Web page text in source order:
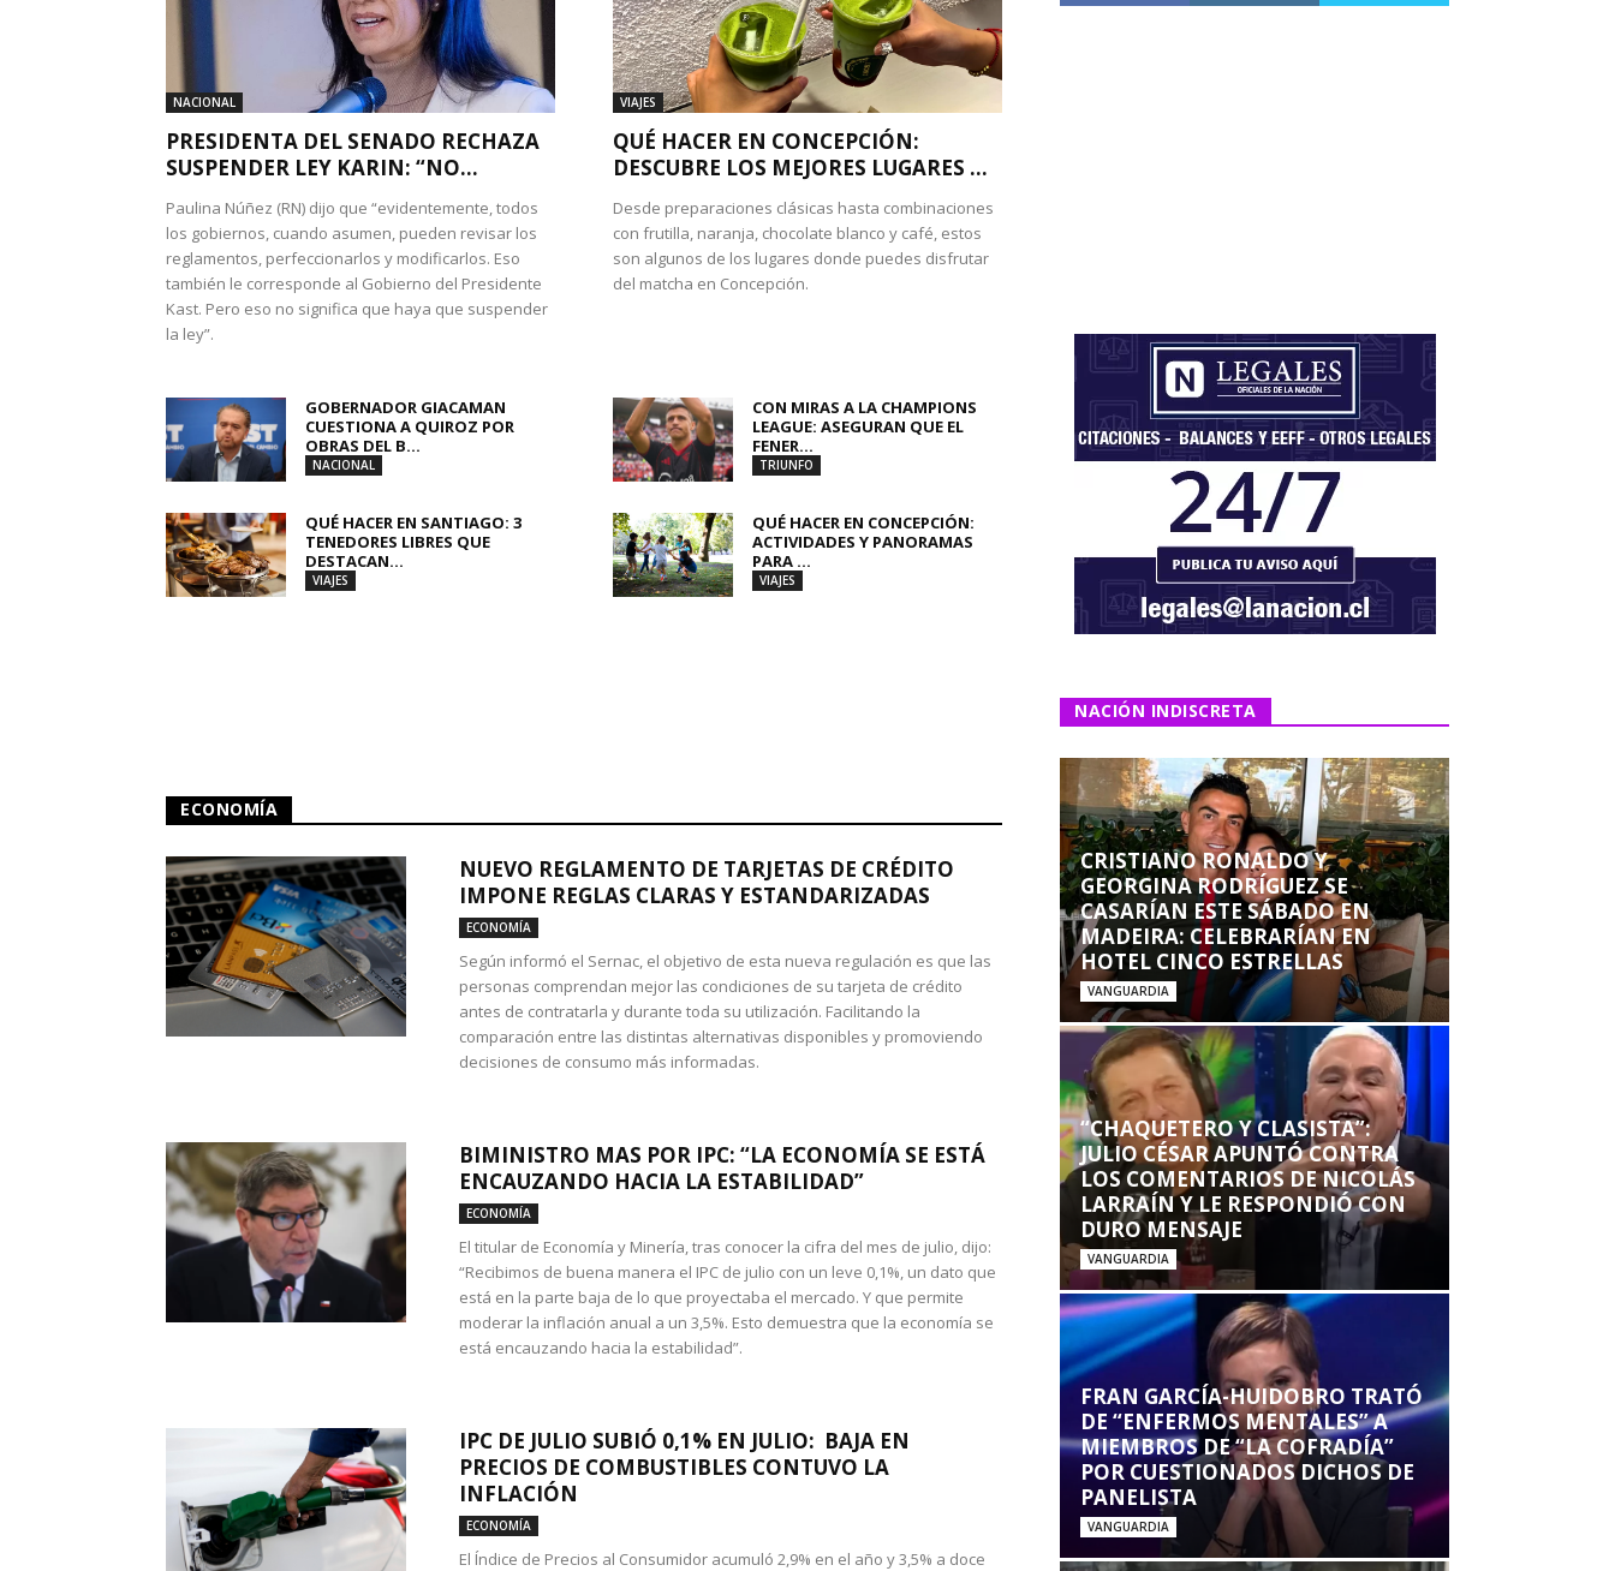
NACIONAL
PRESIDENTA DEL SENADO RECHAZA
SUSPENDER LEY KARIN: “NO...
Paulina Núñez (RN) dijo que “evidentemente, todos
los gobiernos, cuando asumen, pueden revisar los
reglamentos, perfeccionarlos y modificarlos. Eso
también le corresponde al Gobierno del Presidente
Kast. Pero eso no significa que haya que suspender
la ley”.
VIAJES
QUÉ HACER EN CONCEPCIÓN:
DESCUBRE LOS MEJORES LUGARES ...
Desde preparaciones clásicas hasta combinaciones
con frutilla, naranja, chocolate blanco y café, estos
son algunos de los lugares donde puedes disfrutar
del matcha en Concepción.
GOBERNADOR GIACAMAN
CUESTIONA A QUIROZ POR
OBRAS DEL B...
NACIONAL
CON MIRAS A LA CHAMPIONS
LEAGUE: ASEGURAN QUE EL
FENER...
TRIUNFO
QUÉ HACER EN SANTIAGO: 3
TENEDORES LIBRES QUE
DESTACAN...
VIAJES
QUÉ HACER EN CONCEPCIÓN:
ACTIVIDADES Y PANORAMAS
PARA ...
VIAJES
ECONOMÍA
NUEVO REGLAMENTO DE TARJETAS DE CRÉDITO
IMPONE REGLAS CLARAS Y ESTANDARIZADAS
ECONOMÍA
Según informó el Sernac, el objetivo de esta nueva regulación es que las
personas comprendan mejor las condiciones de su tarjeta de crédito
antes de contratarla y durante toda su utilización. Facilitando la
comparación entre las distintas alternativas disponibles y promoviendo
decisiones de consumo más informadas.
BIMINISTRO MAS POR IPC: “LA ECONOMÍA SE ESTÁ
ENCAUZANDO HACIA LA ESTABILIDAD”
ECONOMÍA
El titular de Economía y Minería, tras conocer la cifra del mes de julio, dijo:
“Recibimos de buena manera el IPC de julio con un leve 0,1%, un dato que
está en la parte baja de lo que proyectaba el mercado. Y que permite
moderar la inflación anual a un 3,5%. Esto demuestra que la economía se
está encauzando hacia la estabilidad”.
IPC DE JULIO SUBIÓ 0,1% EN JULIO: BAJA EN
PRECIOS DE COMBUSTIBLES CONTUVO LA
INFLACIÓN
ECONOMÍA
El Índice de Precios al Consumidor acumuló 2,9% en el año y 3,5% a doce
NACIÓN INDISCRETA
CRISTIANO RONALDO Y
GEORGINA RODRÍGUEZ SE
CASARÍAN ESTE SÁBADO EN
MADEIRA: CELEBRARÍAN EN
HOTEL CINCO ESTRELLAS
VANGUARDIA
“CHAQUETERO Y CLASISTA”:
JULIO CÉSAR APUNTÓ CONTRA
LOS COMENTARIOS DE NICOLÁS
LARRAÍN Y LE RESPONDIÓ CON
DURO MENSAJE
VANGUARDIA
FRAN GARCÍA-HUIDOBRO TRATÓ
DE “ENFERMOS MENTALES” A
MIEMBROS DE “LA COFRADÍA”
POR CUESTIONADOS DICHOS DE
PANELISTA
VANGUARDIA